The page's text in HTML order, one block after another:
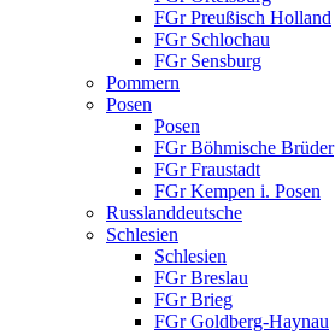
FGr Preußisch Holland
FGr Schlochau
FGr Sensburg
Pommern
Posen
Posen
FGr Böhmische Brüder
FGr Fraustadt
FGr Kempen i. Posen
Russlanddeutsche
Schlesien
Schlesien
FGr Breslau
FGr Brieg
FGr Goldberg-Haynau